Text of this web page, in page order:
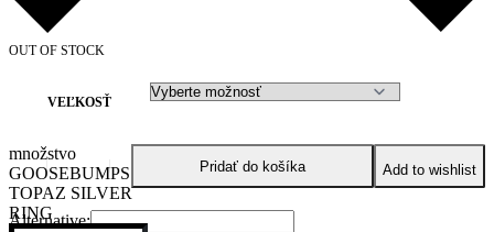
OUT OF STOCK
VEĽKOSŤ
množstvo
GOOSEBUMPS
TOPAZ SILVER
RING
Pridať do košíka Add to wishlist
Alternative: